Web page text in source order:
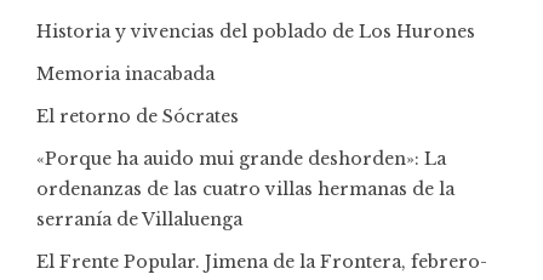
Historia y vivencias del poblado de Los Hurones
Memoria inacabada
El retorno de Sócrates
«Porque ha auido mui grande deshorden»: La
ordenanzas de las cuatro villas hermanas de la
serranía de Villaluenga
El Frente Popular. Jimena de la Frontera, febrero-